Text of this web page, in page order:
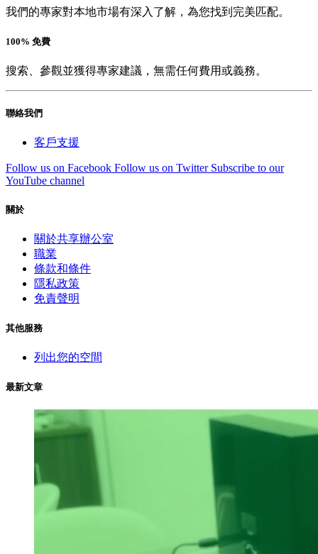
我們的專家對本地市場有深入了解，為您找到完美匹配。
100% 免費
搜索、參觀並獲得專家建議，無需任何費用或義務。
聯絡我們
客戶支援
Follow us on Facebook Follow us on Twitter Subscribe to our
YouTube channel
關於
關於共享辦公室
職業
條款和條件
隱私政策
免責聲明
其他服務
列出您的空間
最新文章